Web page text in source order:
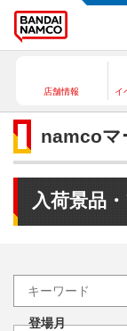
店舗情報 イ
namcoマ
入荷景品
登場月